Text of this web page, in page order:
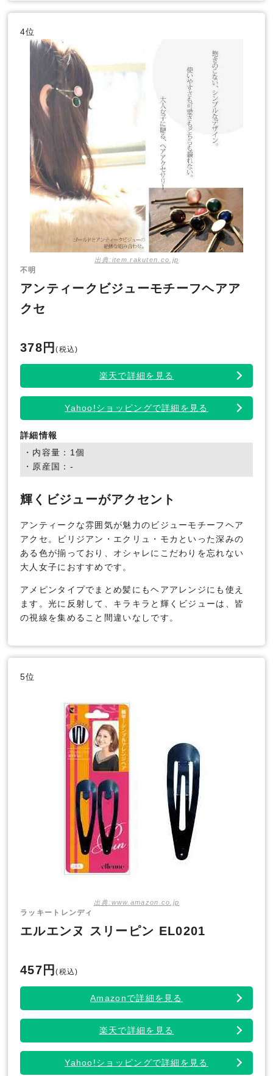
4位
出典:item.rakuten.co.jp
不明
アンティークビジューモチーフヘアア
クセ
378円(税込)
楽天で詳細を見る
Yahoo!ショッピングで詳細を見る
詳細情報
・内容量：1個
・原産国：-
輝くビジューがアクセント
アンティークな雰囲気が魅力のビジューモチーフヘア
アクセ。ビリジアン・エクリュ・モカといった深みの
ある色が揃っており、オシャレにこだわりを忘れない
大人女子におすすめです。
アメピンタイプでまとめ髪にもヘアアレンジにも使え
ます。光に反射して、キラキラと輝くビジューは、皆
の視線を集めること間違いなしです。
5位
出典:www.amazon.co.jp
ラッキートレンディ
エルエンヌ スリーピン EL0201
457円(税込)
Amazonで詳細を見る
楽天で詳細を見る
Yahoo!ショッピングで詳細を見る